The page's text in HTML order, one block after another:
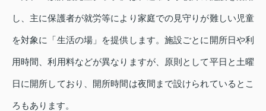
し、主に保護者が就労等により家庭での見守りが難しい児童
を対象に「生活の場」を提供します。施設ごとに開所日や利
用時間、利用料などが異なりますが、原則として平日と土曜
日に開所しており、開所時間は夜間まで設けられているとこ
ろもあります。